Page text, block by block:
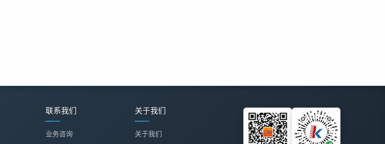
联系我们
业务咨询
关于我们
关于我们